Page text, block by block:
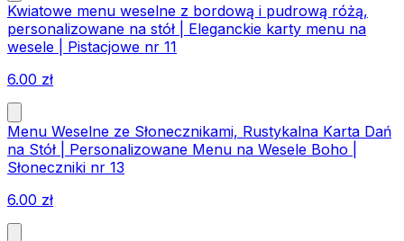
Kwiatowe menu weselne z bordową i pudrową różą,
personalizowane na stół | Eleganckie karty menu na
wesele | Pistacjowe nr 11
6.00 zł
Menu Weselne ze Słonecznikami, Rustykalna Karta Dań
na Stół | Personalizowane Menu na Wesele Boho |
Słoneczniki nr 13
6.00 zł